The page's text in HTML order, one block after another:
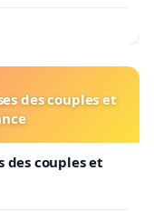
des couples et
des couples et